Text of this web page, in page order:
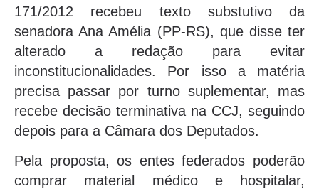
171/2012 recebeu texto substutivo da
senadora Ana Amélia (PP-RS), que disse ter
alterado a redação para evitar
inconstitucionalidades. Por isso a matéria
precisa passar por turno suplementar, mas
recebe decisão terminativa na CCJ, seguindo
depois para a Câmara dos Deputados.
Pela proposta, os entes federados poderão
comprar material médico e hospitalar,